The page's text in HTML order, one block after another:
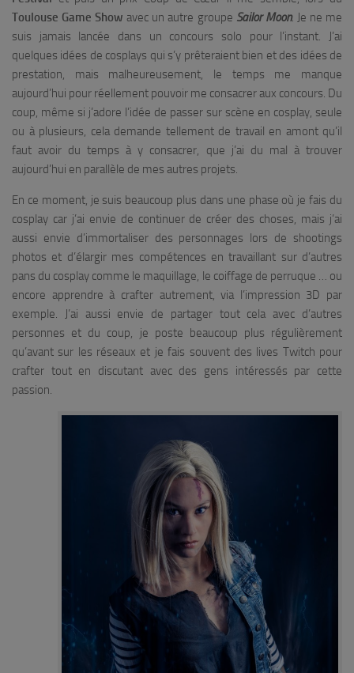
Toulouse Game Show avec un autre groupe Sailor Moon. Je ne me
suis jamais lancée dans un concours solo pour l’instant. J’ai
quelques idées de cosplays qui s’y prêteraient bien et des idées de
prestation, mais malheureusement, le temps me manque
aujourd’hui pour réellement pouvoir me consacrer aux concours. Du
coup, même si j’adore l’idée de passer sur scène en cosplay, seule
ou à plusieurs, cela demande tellement de travail en amont qu’il
faut avoir du temps à y consacrer, que j’ai du mal à trouver
aujourd’hui en parallèle de mes autres projets.
En ce moment, je suis beaucoup plus dans une phase où je fais du
cosplay car j’ai envie de continuer de créer des choses, mais j’ai
aussi envie d’immortaliser des personnages lors de shootings
photos et d’élargir mes compétences en travaillant sur d’autres
pans du cosplay comme le maquillage, le coiffage de perruque … ou
encore apprendre à crafter autrement, via l’impression 3D par
exemple. J’ai aussi envie de partager tout cela avec d’autres
personnes et du coup, je poste beaucoup plus régulièrement
qu’avant sur les réseaux et je fais souvent des lives Twitch pour
crafter tout en discutant avec des gens intéressés par cette
passion.